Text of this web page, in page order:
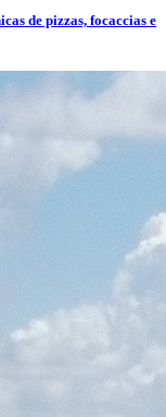
de pizzas, focaccias e